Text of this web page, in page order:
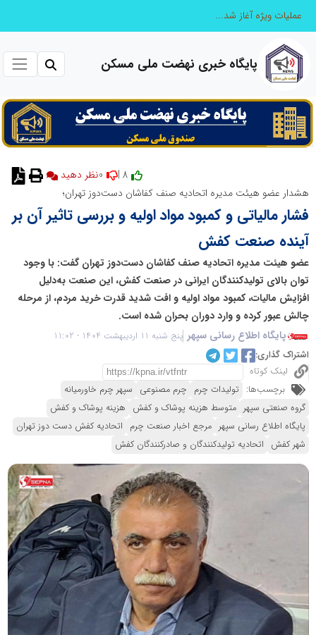
عملیات ویژه آغاز شد...
پایگاه خبری نهضت ملی مسکن
نظر دهید
هشدار عضو هیئت مدیره اتحادیه صنف کفاشان دست‌دوز تهران؛
فشار مالیاتی و کمبود مواد اولیه و بررسی تاثیر آن بر
آینده صنعت کفش
عضو هیئت مدیره اتحادیه صنف کفاشان دست‌دوز تهران گفت: با وجود
توان بالای تولیدکنندگان ایرانی در صنعت کفش، این صنعت به‌دلیل
افزایش مالیات، کمبود مواد اولیه و افت شدید قدرت خرید مردم، از مرحله
چالش عبور کرده و وارد دوران بحران شده است.
پایگاه اطلاع رسانی سپهر پنج شنبه 11 اردیبهشت 1404 - 11:02
اشتراک گذاری:
لینک کوتاه
برچسب‌ها: تولیدات چرم چرم مصنوعی سپهر چرم خاورمیانه
گروه صنعتی سپهر متوسط هزینه پوشاک و کفش هزینه پوشاک و کفش
پایگاه اطلاع رسانی سپهر مرجع اخبار صنعت چرم اتحادیه کفش دست دوز تهران
شهر کفش اتحادیه تولیدکنندگان و صادرکنندگان کفش